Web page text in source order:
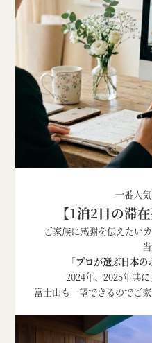
一番人
【1泊2日の滞
ご家族に感謝を伝えたい
「プロが選ぶ日本の
2024年、2025年共に
富士山も一望できるのでご